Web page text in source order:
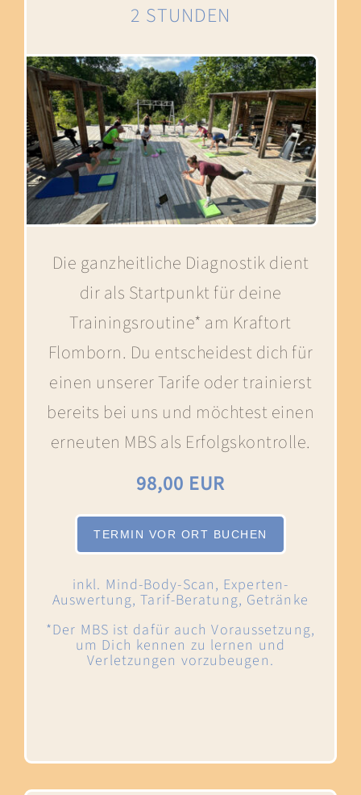
2 STUNDEN
Die ganzheitliche Diagnostik dient
dir als Startpunkt für deine
Trainingsroutine* am Kraftort
Flomborn. Du entscheidest dich für
einen unserer Tarife oder trainierst
bereits bei uns und möchtest einen
erneuten MBS als Erfolgskontrolle.
98,00 EUR
TERMIN VOR ORT BUCHEN
inkl. Mind-Body-Scan, Experten-
Auswertung, Tarif-Beratung, Getränke
*Der MBS ist dafür auch Voraussetzung,
um Dich kennen zu lernen und
Verletzungen vorzubeugen.